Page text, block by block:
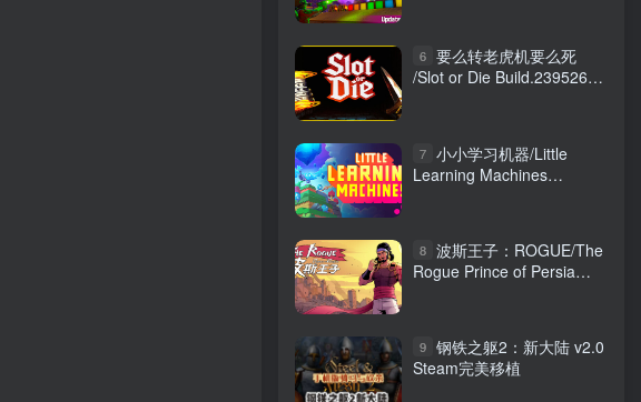
6 要么转老虎机要么死
/Slot or Die Build.23952640
7 小小学习机器/Little
Learning Machines
8 波斯王子：ROGUE/The
Rogue Prince of Persia
9 钢铁之躯2：新大陆 v2.0
Steam完美移植